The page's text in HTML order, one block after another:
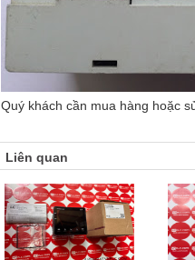
Quý khách cần mua hàng hoặc
Liên quan